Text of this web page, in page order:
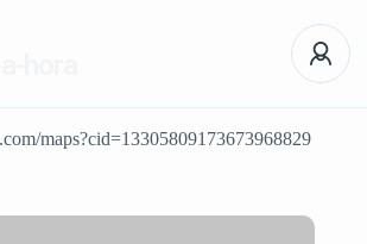
hora
maps?cid=13305809173673968829